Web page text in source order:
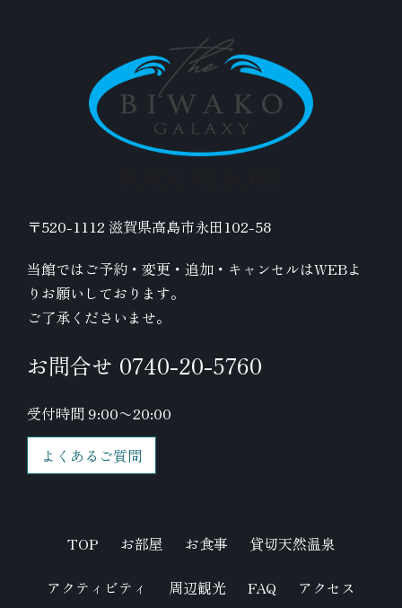
〒520-1112 滋賀県高島市永田102-58
当館ではご予約・変更・追加・キャンセルはWEBよ
りお願いしております。
ご了承くださいませ。
お問合せ 0740-20-5760
受付時間 9:00〜20:00
よくあるご質問
TOP お部屋 お食事 貸切天然温泉
アクティビティ 周辺観光 FAQ アクセス